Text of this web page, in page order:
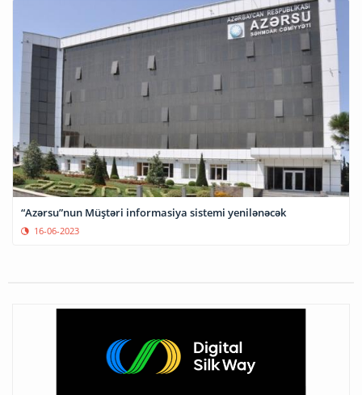
​​​​​​​“Azərsu”nun Müştəri informasiya sistemi yenilənəcək
16-06-2023